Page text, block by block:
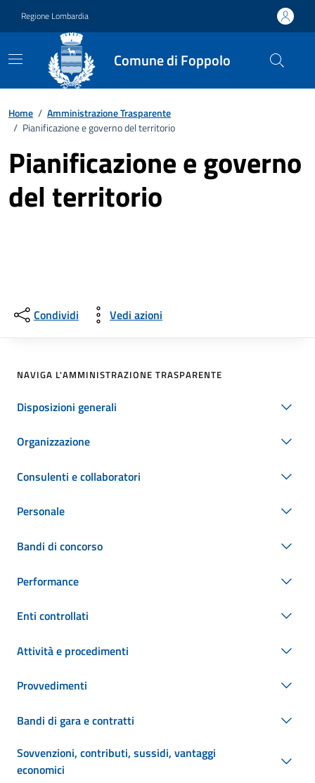
Regione Lombardia
Comune di Foppolo
Home / Amministrazione Trasparente
/ Pianificazione e governo del territorio
Pianificazione e governo
del territorio
Condividi Vedi azioni
NAVIGA L'AMMINISTRAZIONE TRASPARENTE
Disposizioni generali
Organizzazione
Consulenti e collaboratori
Personale
Bandi di concorso
Performance
Enti controllati
Attività e procedimenti
Provvedimenti
Bandi di gara e contratti
Sovvenzioni, contributi, sussidi, vantaggi
economici